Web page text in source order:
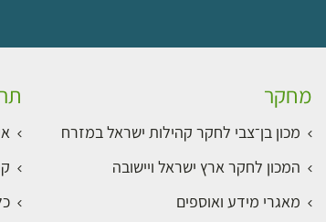
מחקר
מכון בן־צבי לחקר קהילות ישראל במזרח
המכון לחקר ארץ ישראל ויישובה
מאגרי מידע ואוספים